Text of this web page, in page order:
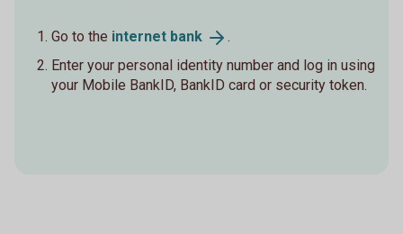
Go to the internet bank
.
Enter your personal identity number and log in using
your Mobile BankID, BankID card or security token.